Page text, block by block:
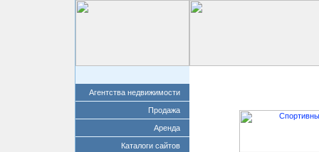
Агентства недвижимости
Продажа
Аренда
Каталоги сайтов